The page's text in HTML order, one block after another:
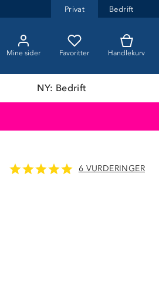
Privat Bedrift
Mine sider Favoritter Handlekurv
NY: Bedrift
6 VURDERINGER